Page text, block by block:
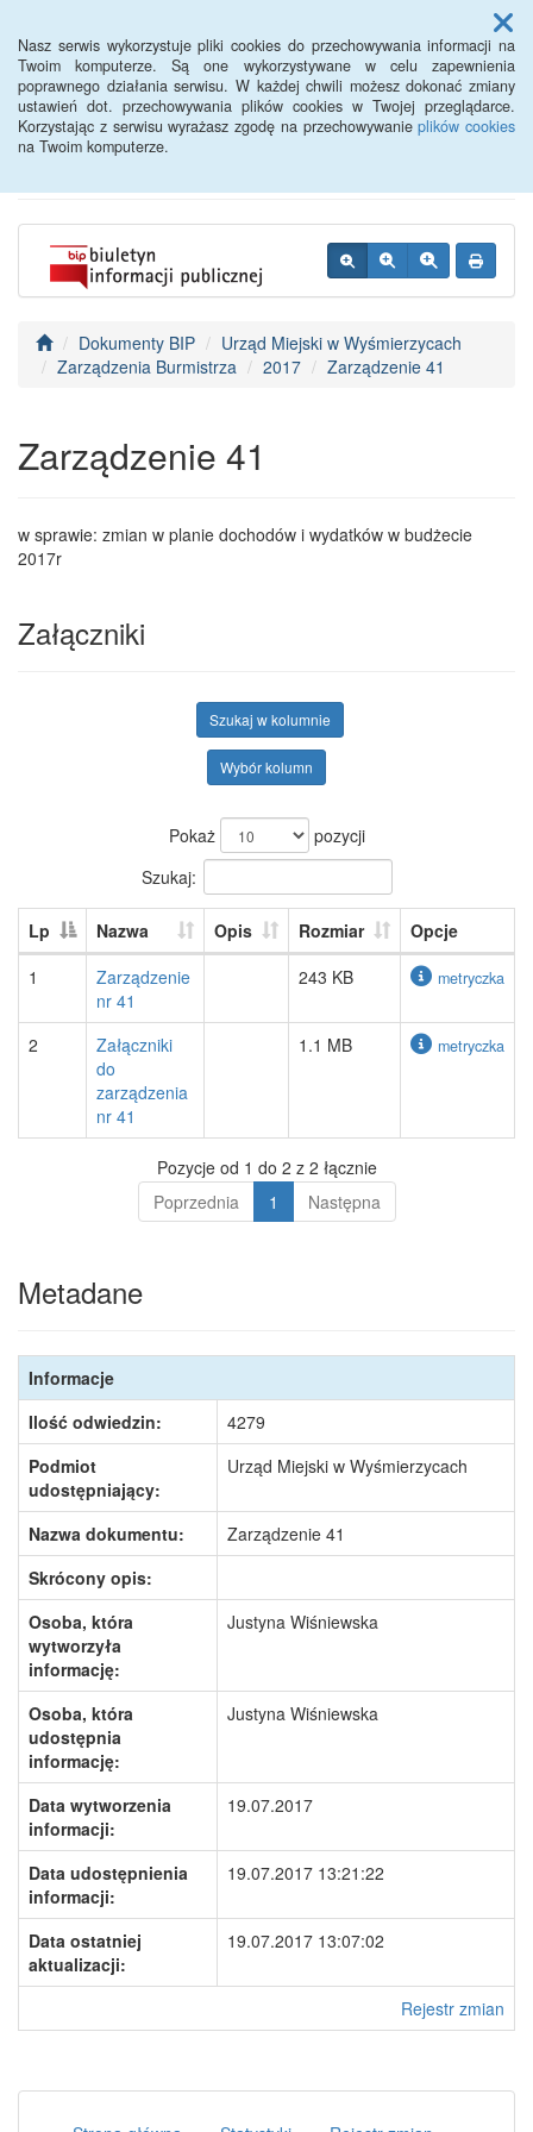
Nasz serwis wykorzystuje pliki cookies do przechowywania informacji na
Twoim komputerze. Są one wykorzystywane w celu zapewnienia
poprawnego działania serwisu. W każdej chwili możesz dokonać zmiany
ustawień dot. przechowywania plików cookies w Twojej przeglądarce.
Korzystając z serwisu wyrażasz zgodę na przechowywanieplików cookies
na Twoim komputerze.
Menu
BIP - Urząd Miejski
Wyśmierzyce
Dokumenty BIP
Urząd Miejski w Wyśmierzycach
Zarządzenia Burmistrza
2017 Zarządzenie 41
Zarządzenie 41
w sprawie: zmian w planie dochodów i wydatków w budżecie
2017r
Załączniki
Szukaj w kolumnie
Wybór kolumn
Pokaż
pozycji
Szukaj:
Lp Nazwa Opis Rozmiar
Opcje
1
Zarządzenie
nr 41
243 KB metryczka
2
Załączniki
do
zarządzenia
nr 41
1.1 MB metryczka
Pozycje od 1 do 2 z 2 łącznie
Poprzednia
1 Następna
Metadane
Informacje
Ilość odwiedzin:
4279
Podmiot
udostępniający:
Urząd Miejski w Wyśmierzycach
Nazwa dokumentu:
Zarządzenie 41
Skrócony opis:
Osoba, która
wytworzyła
informację:
Justyna Wiśniewska
Osoba, która
udostępnia
informację:
Justyna Wiśniewska
Data wytworzenia
informacji:
19.07.2017
Data udostępnienia
informacji:
19.07.2017 13:21:22
Data ostatniej
aktualizacji:
19.07.2017 13:07:02
Rejestr zmian